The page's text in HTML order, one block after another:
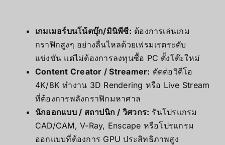
เกมเมอร์บนโน้ตบุ๊ก/มินิพีซี: ต้องการเล่นเกม
กราฟิกสูงๆ อย่างลื่นไหลด้วยเฟรมเรตระดับ
แข่งขัน แต่ไม่ต้องการลงทุนซื้อ PC ตั้งโต๊ะใหม่
Content Creator / Streamer: ตัดต่อวิดีโอ
4K/8K ทำงาน 3D Rendering หรือ Live Stream
ที่ต้องการพลังกราฟิกมหาศาล
นักออกแบบ / สถาปนิก / วิศวกร: รันโปรแกรม
CAD/CAM, V-Ray, Enscape หรือโปรแกรม
ออกแบบที่ต้องการ GPU ประสิทธิภาพสูง